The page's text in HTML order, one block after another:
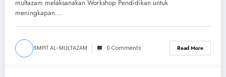
multazam melaksanakan Workshop Pendidikan untuk
meningkapan…
SMPIT AL-MULTAZAM 0 Comments Read More